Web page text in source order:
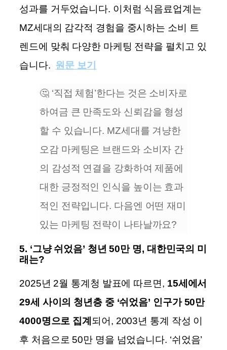
성과를 거두었습니다. 이처럼 식음료업계는
MZ세대의 감각적 경험을 중시하는 소비 트
렌드에 맞춰 다양한 마케팅 전략을 펼치고 있
습니다.​ 원문 보기
🤔 ‘직접 체험’한다는 것은 소비자로
하여금 큰 만족도와 신뢰감을 형성
할 수 있습니다. MZ세대를 겨냥한
오감 마케팅은 브랜드와 소비자 간
의 감성적 연결을 강화하여 제품에
대한 긍정적인 인식을 높이는 효과
적인 전략입니다. 다음엔 어떤 재미
있는 마케팅 전략이 나타날까요?
5. ‘그냥 쉬었음’ 청년 50만 명, 대한민국의 미
래는?
2025년 2월 통계청 발표에 따르면, 15세에서
29세 사이의 청년층 중 ‘쉬었음’ 인구가 50만
4000명으로 집계 되어, 2003년 통계 작성 이
후 처음으로 50만 명을 넘었습니다. ‘쉬었음’